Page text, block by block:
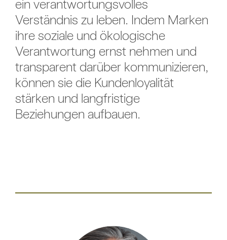
ein verantwortungsvolles
Verständnis zu leben. Indem Marken
ihre soziale und ökologische
Verantwortung ernst nehmen und
transparent darüber kommunizieren,
können sie die Kundenloyalität
stärken und langfristige
Beziehungen aufbauen.